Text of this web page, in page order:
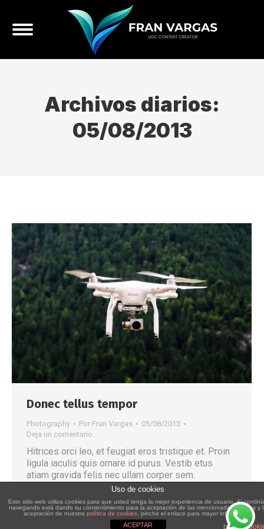
Archivos diarios:
05/08/2013
Donec tellus tempor
Photography Por Fran Vargas
05/08/2013
Deja un comentario
Hitrices orci leo, et feugiat eros tristique et. Proin
ligula iaculis quis ornare id purus. Vestib etus
atiam gravida felis nec ullam corper sem.
Uso de cookies
Este sitio web utiliza cookies para que usted tenga la mejor experiencia de usuario. Si
navegando está dando su consentimiento para la aceptación de las mencionadas cookies y
aceptación de nuestra política de cookies, pinche el enlace para mayor información.
plugin
ACEPTAR